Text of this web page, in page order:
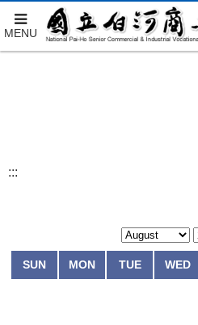
跳
MENU
:::
SUN MON TUE WED